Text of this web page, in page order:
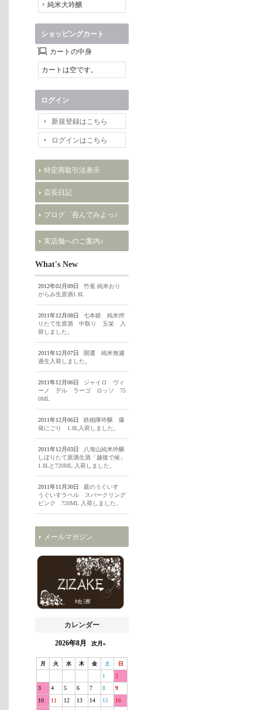
純米大吟醸
ショッピングカート
カートの中身
カートは空です。
ログイン
新規登録はこちら
ログインはこちら
特定商取引法表示
店長日記
ブログ゜呑んでみよっ♪
実店舗へのご案内♪
What's New
2012年02月09日
竹雀 純米おり
がらみ生原酒1.8L
2011年12月08日
七本鎗 純米搾
りたて生原酒 中取り 玉栄 入
荷しました。
2011年12月07日
開運 純米無濾
過生入荷しました。
2011年12月06日
ジャイロ ヴィ
ーノ デル ラーゴ ロッソ 75
0ML
2011年12月06日
鉄砲隊吟醸 爆
発にごり 1.8L入荷しました。
2011年12月03日
八海山純米吟醸
しぼりたて原酒生酒「越後で候」
1.8Lと720ML 入荷しました。
2011年11月30日
庭のうぐいす
うぐいすラベル スパークリング
ピンク 720ML 入荷しました。
メールマガジン
カレンダー
2026年8月 次月»
月 火 水 木 金 土 日
1
2
3
4 5 6 7 8
9
10
11 12 13 14 15
16